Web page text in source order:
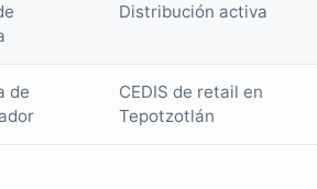
Distribución activa
de
CEDIS de retail en
Tepotzotlán